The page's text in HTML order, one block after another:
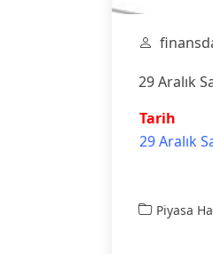
29 Aralık
Tarih
29 Aralık
Piyasa